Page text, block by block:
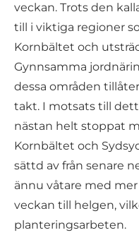
veckan. Trots den
till i viktiga regioner
Kornbältet och
Gynnsamma
dessa områden
takt. I motsats till
nästan helt stoppat
Kornbältet och
sättd av från senare
ännu våtare med
veckan till helgen,
planteringsarbeten.